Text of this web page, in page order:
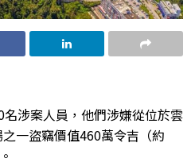
涉案人員，他們涉嫌從位於雲
一盜竊價值460萬令吉（約